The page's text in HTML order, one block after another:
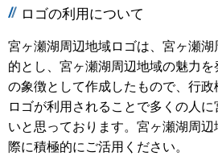
ロゴの利用について
宮ヶ瀬湖周辺地域ロゴは、宮ヶ瀬湖
的とし、宮ヶ瀬湖周辺地域の魅力
の象徴として作成したもので、行政
ロゴが利用されることで多くの人
いと思っております。宮ヶ瀬湖周
際に積極的にご活用ください。